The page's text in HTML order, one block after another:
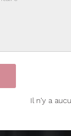
Il n'y a